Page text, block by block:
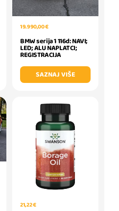
19.990,00 €
BMW serija 1 116d: NAVI;
LED; ALU NAPLATCI;
REGISTRACIJA
SAZNAJ VIŠE
21,22 €